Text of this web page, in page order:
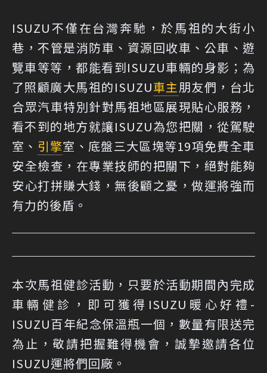
ISUZU不僅在台灣奔馳，於馬祖的大街小
巷，不管是消防車、資源回收車、公車、遊
覽車等等，都能看到ISUZU車輛的身影；為
了照顧廣大馬祖的ISUZU車主朋友們，台北
合眾汽車特別針對馬祖地區展現貼心服務，
看不到的地方就讓ISUZU為您把關，從駕駛
室、 引擎室、底盤三大區塊等19項免費全車
安全檢查，在專業技師的把關下，絕對能夠
安心打拼賺大錢，無後顧之憂，做運將強而
有力的後盾。
本次馬祖健診活動，只要於活動期間內完成
車輛健診，即可獲得ISUZU暖心好禮-
ISUZU百年紀念保溫瓶一個，數量有限送完
為止，敬請把握難得機會，誠摯邀請各位
ISUZU運將們回廠。